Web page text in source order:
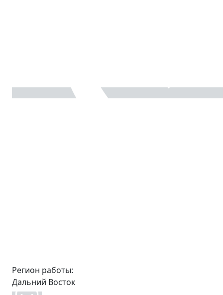
Регион работы:
Дальний Восток